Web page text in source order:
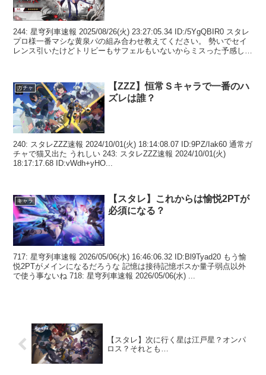
244: 星穹列車速報 2025/08/26(火) 23:27:05.34 ID:/5YgQBIR0 スタレ
プロ様一番マシな黄泉パの組み合わせ教えてください。 勢いでセイ
レンス引いたけどトリビーもサフェルもいないからミスった予感しか
ガチャ
【ZZZ】恒常Ｓキャラで一番のハ
ズレは誰？
240: スタレZZZ速報 2024/10/01(火) 18:14:08.07 ID:9PZ/Iak60 通常ガ
チャで猫又出た うれしい 243: スタレZZZ速報 2024/10/01(火)
18:17:17.68 ID:vWdh+yHO...
キャラ
【スタレ】これからは愉悦2PTが
必須になる？
717: 星穹列車速報 2026/05/06(水) 16:46:06.32 ID:Bl9Tyad20 もう愉
悦2PTがメインになるだろうな 記憶は接待記憶ボスか量子弱点以外
で使う事ないね 718: 星穹列車速報 2026/05/06(水) ...
【スタレ】次に行く星は江戸星？オンパ
ロス？それとも…